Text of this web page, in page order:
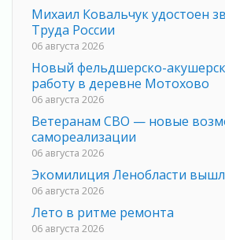
Михаил Ковальчук удостоен
Труда России
06 августа 2026
Новый фельдшерско-
работу в деревне Мотохово
06 августа 2026
Ветеранам СВО — новые
самореализации
06 августа 2026
Экомилиция Ленобласти
06 августа 2026
Лето в ритме ремонта
06 августа 2026